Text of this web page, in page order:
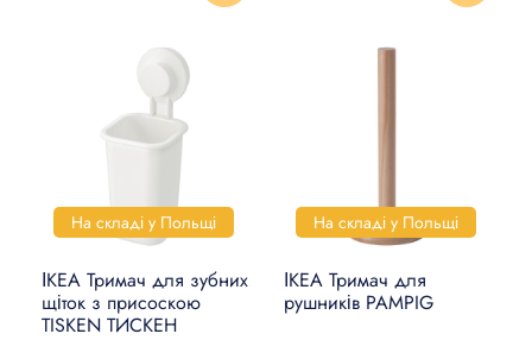
На складі у Польщі
ІКЕА Тримач для зубних
щіток з присоскою
TISKEN ТИСКЕН
На складі у Польщі
ІКЕА Тримач для
рушників PAMPIG